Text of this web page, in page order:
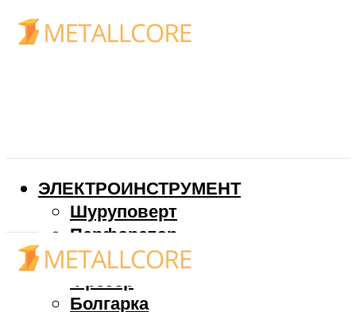
ЭЛЕКТРОИНСТРУМЕНТ
Шуруповерт
Перфоратор
Дрель
Фрезер
Болгарка